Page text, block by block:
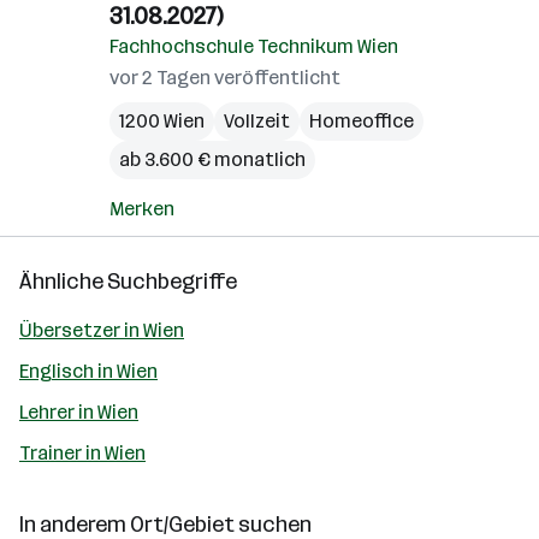
31.08.2027)
Fachhochschule Technikum Wien
vor 2 Tagen veröffentlicht
1200 Wien
Vollzeit
Homeoffice
ab 3.600 € monatlich
Merken
Ähnliche Suchbegriffe
Übersetzer in Wien
Englisch in Wien
Lehrer in Wien
Trainer in Wien
In anderem Ort/Gebiet suchen